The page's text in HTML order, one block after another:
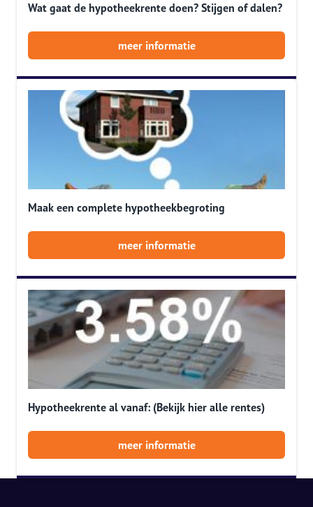
Wat gaat de hypotheekrente doen? Stijgen of dalen?
meer informatie
Maak een complete hypotheekbegroting
meer informatie
Hypotheekrente al vanaf: (Bekijk hier alle rentes)
meer informatie